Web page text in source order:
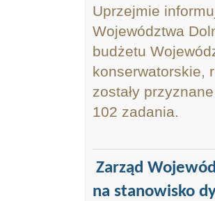
Uprzejmie
Województwa
budżetu
konserwatorskie,
zostały
102 zadania.
Zarząd
na stanowisko